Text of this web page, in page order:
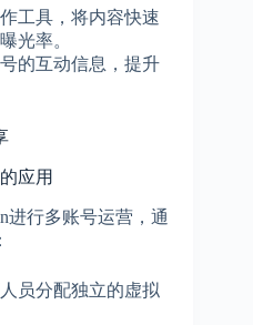
工具，将内容快速
光率。
的互动信息，提升
应用
进行多账号运营，通
员分配独立的虚拟